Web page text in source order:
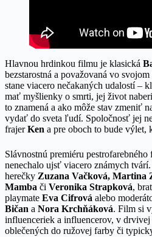
Hlavnou hrdinkou filmu je klasická
bezstarostná a považovaná vo
stane viacero nečakaných udalostí –
mať myšlienky o smrti, jej život
to znamená a ako môže stav zmeniť
vydať do sveta ľudí. Spoločnosť jej
frajerKen a pre oboch to bude výlet,
Slávnostnú premiéru
nenechalo ujsť viacero známych
herečky Zuzana Vačková, Martina
Mamba či Veronika Strapková,
playmate Eva Cifrová alebo
Bičan a Nora Krchňáková. Film si
influenceriek a influencerov, v
oblečených do ružovej farby či